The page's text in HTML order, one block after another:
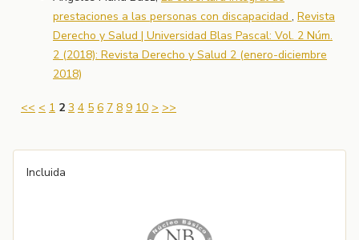
prestaciones a las personas con discapacidad , Revista
Derecho y Salud | Universidad Blas Pascal: Vol. 2 Núm.
2 (2018): Revista Derecho y Salud 2 (enero-diciembre
2018)
<< < 1 2 3 4 5 6 7 8 9 10 > >>
Incluida